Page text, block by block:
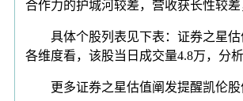
合作力的护城河较差，营收获长性较
具体个股列表见下表：证券之星估
各维度看，该股当日成交量4.8万，分
更多证券之星估值阐发提醒凯伦股份